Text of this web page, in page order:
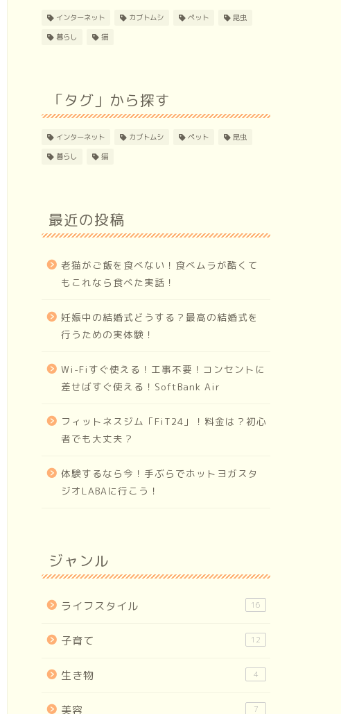
インターネット カブトムシ ペット
昆虫
暮らし
猫
「タグ」から探す
インターネット カブトムシ ペット
昆虫
暮らし
猫
最近の投稿
老猫がご飯を食べない！食べムラが酷くて
もこれなら食べた実話！
妊娠中の結婚式どうする？最高の結婚式を
行うための実体験！
Wi-Fiすぐ使える！工事不要！コンセントに
差せばすぐ使える！SoftBank Air
フィットネスジム「FiT24」！料金は？初心
者でも大丈夫？
体験するなら今！手ぶらでホットヨガスタ
ジオLABAに行こう！
ジャンル
ライフスタイル 16
子育て 12
生き物 4
美容 7